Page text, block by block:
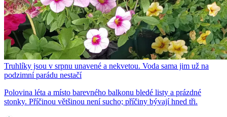
Truhlíky jsou v srpnu unavené a nekvetou. Voda sama jim už na
podzimní parádu nestačí
Polovina léta a místo barevného balkonu bledé listy a prázdné
stonky. Příčinou většinou není sucho; příčiny bývají hned tři.